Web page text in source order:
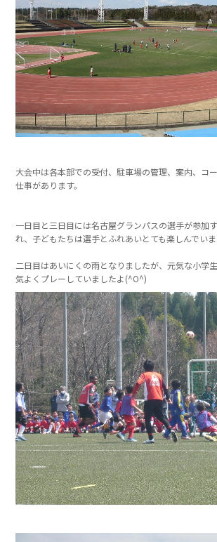
大会中は各本部での受付、駐車場の管理、案内、コ
仕事があります。
一日目と三日目には名古屋グランパスの選手が参加
れ、子どもたちは選手とふれあいとても楽しんでいま
二日目はあいにくの雨となりましたが、元気な小学
気よくプレーしていましたよ(^O^)